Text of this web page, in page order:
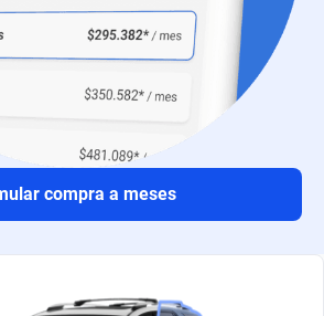
compra a meses